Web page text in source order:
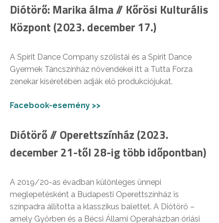
Diótörő: Marika álma // Kőrösi Kulturális
Központ (2023. december 17.)
A Spirit Dance Company szólistái és a Spirit Dance
Gyermek Táncszínház növendékei itt a Tutta Forza
zenekar kíséretében adják elő produkciójukat.
Facebook-esemény >>
Diótörő // Operettszínház (2023.
december 21-től 28-ig több időpontban)
A 2019/20-as évadban különleges ünnepi
meglepetésként a Budapesti Operettszínház is
színpadra állította a klasszikus balettet. A Diótörő –
amely Győrben és a Bécsi Állami Operaházban óriási